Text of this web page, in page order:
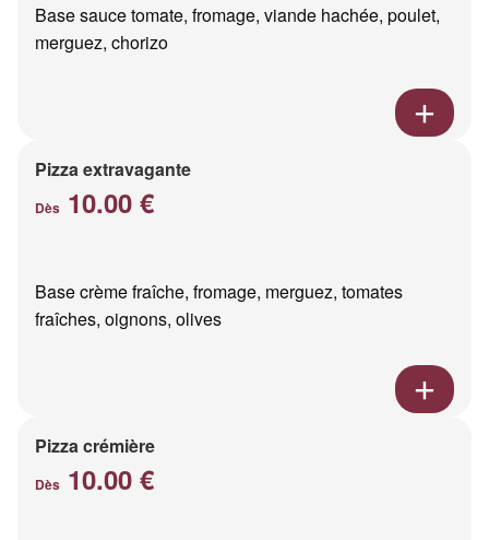
Base sauce tomate, fromage, viande hachée, poulet,
merguez, chorizo
Pizza extravagante
Dès 10.00 €
Base crème fraîche, fromage, merguez, tomates
fraîches, oignons, olives
Pizza crémière
Dès 10.00 €